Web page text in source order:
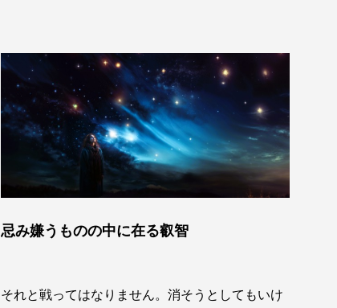
忌み嫌うものの中に在る叡智
それと戦ってはなりません。消そうとしてもいけ